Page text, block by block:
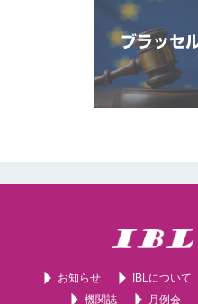
ブラッセ
お知らせ IBLについて
機関誌
月例会